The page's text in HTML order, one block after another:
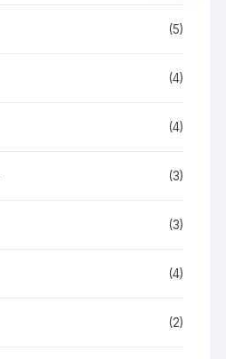
(5)
(4)
(4)
(3)
(3)
(4)
(2)